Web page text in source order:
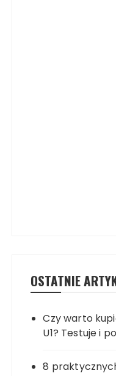
OSTATNIE
Czy warto
U1? Testuje i
8